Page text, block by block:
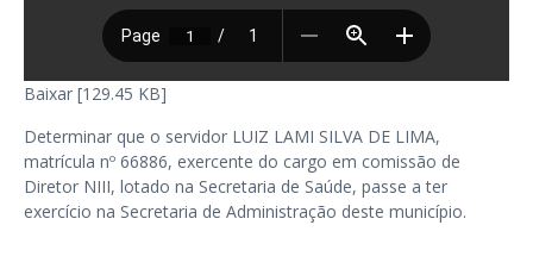
Baixar [129.45 KB]
Determinar que o servidor LUIZ LAMI SILVA DE LIMA,
matrícula nº 66886, exercente do cargo em comissão de
Diretor NIII, lotado na Secretaria de Saúde, passe a ter
exercício na Secretaria de Administração deste município.